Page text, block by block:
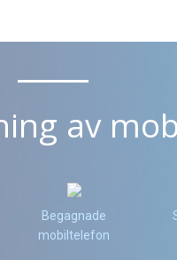
av
Begagnade
mobiltelefon